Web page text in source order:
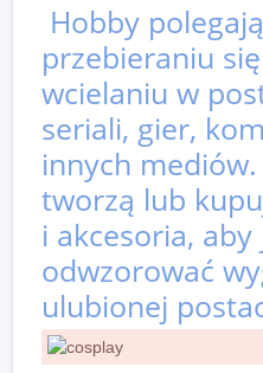
Hobby
przebieraniu
wcielaniu w
seriali, gier,
innych
tworzą lub
i akcesoria,
odwzorować
ulubionej